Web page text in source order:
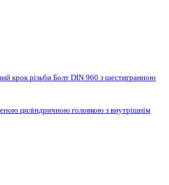
крок різьбиБолт DIN 960 з шестигранною
циліндричною головкою з внутрішнім